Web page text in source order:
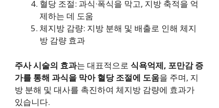
혈당 조절: 과식·폭식을 막고, 지방 축적을 억
제하는 데 도움
체지방 감량: 지방 분해 및 배출로 인해 체지
방 감량 효과
주사 시술의 효과는 대표적으로 식욕억제, 포만감 증
가를 통해 과식을 막아 혈당 조절에 도움을 주며, 지
방 분해 및 대사를 촉진하여 체지방 감량에 효과가
있습니다.